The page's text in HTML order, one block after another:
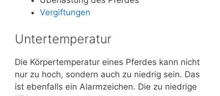
Vergiftungen
Untertemperatur
Die Körpertemperatur eines Pferdes kann nicht
nur zu hoch, sondern auch zu niedrig sein. Das
ist ebenfalls ein Alarmzeichen. Die zu niedrige